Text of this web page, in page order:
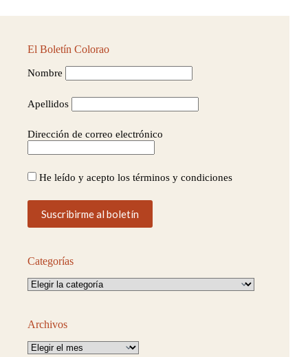
El Boletín Colorao
Nombre
Apellidos
Dirección de correo electrónico
He leído y acepto los términos y condiciones
Categorías
Categorías
Archivos
Archivos